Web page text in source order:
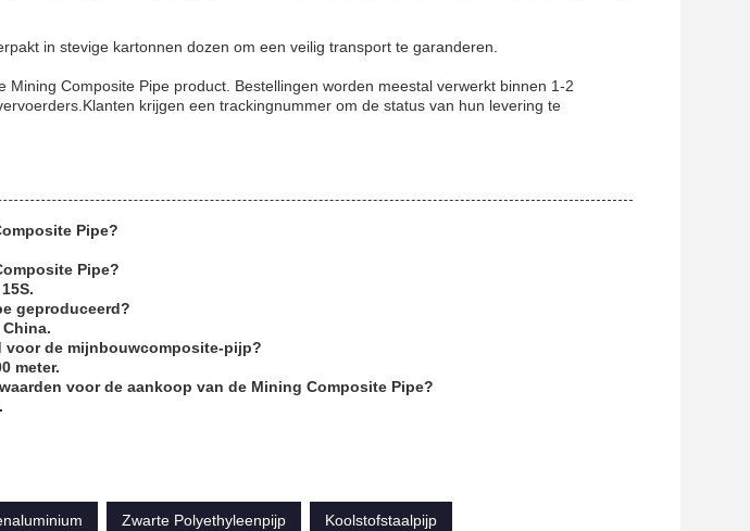
in stevige kartonnen dozen om een veilig transport te garanderen.
Mining Composite Pipe product. Bestellingen worden meestal verwerkt binnen 1-2
krijgen een trackingnummer om de status van hun levering te
Pipe?
Pipe?
geproduceerd?
voor de mijnbouwcomposite-pijp?
meter.
voor de aankoop van de Mining Composite Pipe?
Zwarte Polyethyleenpijp Koolstofstaalpijp